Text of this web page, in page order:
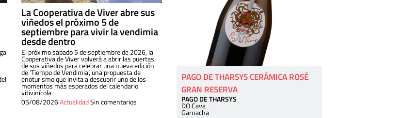
La Cooperativa de Viver abre sus
viñedos el próximo 5 de
septiembre para vivir la vendimia
desde dentro
El próximo sábado 5 de septiembre de 2026, la
Cooperativa de Viver volverá a abrir las puertas
de sus viñedos para celebrar una nueva edición
de ‘Tiempo de Vendimia’, una propuesta de
enoturismo que invita a descubrir uno de los
momentos más esperados del calendario
vitivinícola.
05/08/2026ActualidadSin comentarios
PAGO DE THARSYS CERÁMICA ROSÉ
GRAN RESERVA
PAGO DE THARSYS
DO Cava
Garnacha